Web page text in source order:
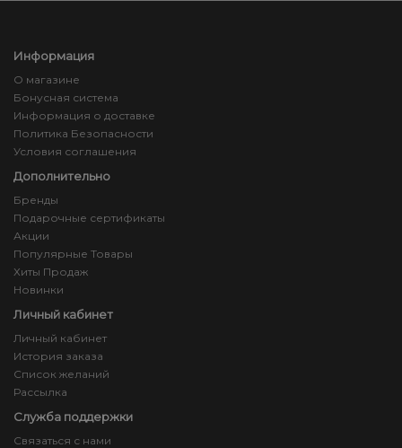
Информация
О магазине
Бонусная система
Информация о доставке
Политика Безопасности
Условия соглашения
Дополнительно
Бренды
Подарочные сертификаты
Акции
Популярные Товары
Хиты Продаж
Новинки
Личный кабинет
Личный кабинет
История заказа
Список желаний
Рассылка
Служба поддержки
Связаться с нами